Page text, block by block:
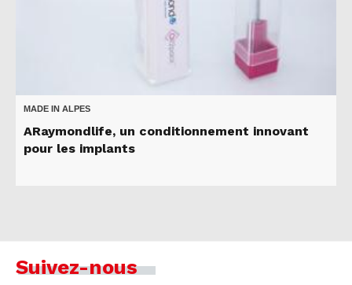
MADE IN ALPES
ARaymondlife, un conditionnement innovant
pour les implants
Suivez-nous